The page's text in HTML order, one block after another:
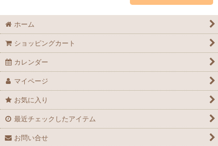
ホーム
ショッピングカート
カレンダー
マイページ
お気に入り
最近チェックしたアイテム
お問い合せ